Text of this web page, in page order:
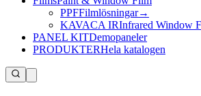
PPFFilmlösningar→
KAVACA IRInfrared Window
PANEL KITDemopaneler
PRODUKTERHela katalogen